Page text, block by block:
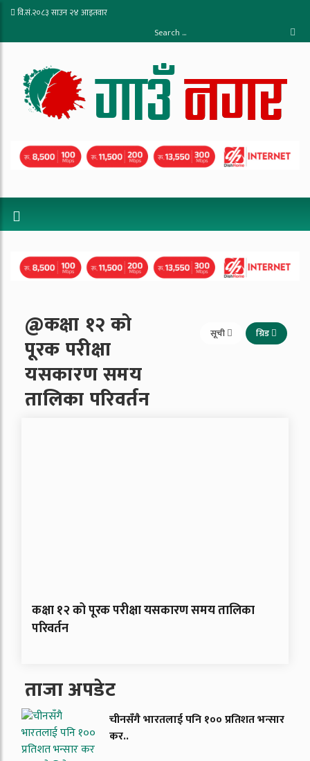
वि.सं.२०८३ साउन २४ आइतवार
@कक्षा १२ को
पूरक परीक्षा
यसकारण समय
तालिका परिवर्तन
सूची ग्रिड
कक्षा १२ को पूरक परीक्षा यसकारण समय तालिका
परिवर्तन
ताजा अपडेट
चीनसँगै भारतलाई पनि १०० प्रतिशत भन्सार
कर..